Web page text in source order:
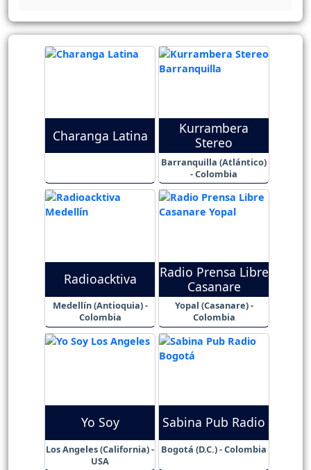
Charanga Latina
Kurrambera
Stereo
Barranquilla (Atlántico)
- Colombia
Radioacktiva
Medellín (Antioquia) -
Colombia
Radio Prensa Libre
Casanare
Yopal (Casanare) -
Colombia
Yo Soy
Los Angeles (California) -
USA
Sabina Pub Radio
Bogotá (D.C.) - Colombia